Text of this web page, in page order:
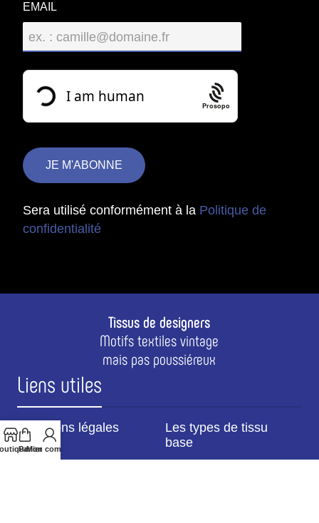
EMAIL
Prosopo
Sera utilisé conformément à la Politique de
confidentialité
Tissus de designers
Motifs textiles vintage
mais pas poussiéreux
Liens utiles
Mentions légales
CGV
Les types de tissu
base
Panier
Mon compte